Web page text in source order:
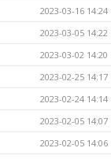
2023-03-16 14:24
2023-03-05 14:22
2023-03-02 14:20
2023-02-25 14:17
2023-02-24 14:14
2023-02-05 14:07
2023-02-05 14:06